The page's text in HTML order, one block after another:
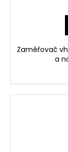
Zaměřovač
a